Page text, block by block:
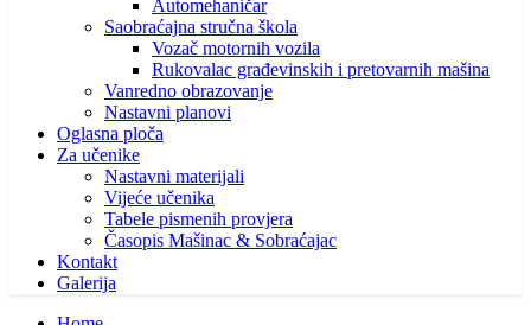
Automehaničar
Saobraćajna stručna škola
Vozač motornih vozila
Rukovalac građevinskih i pretovarnih mašina
Vanredno obrazovanje
Nastavni planovi
Oglasna ploča
Za učenike
Nastavni materijali
Vijeće učenika
Tabele pismenih provjera
Časopis Mašinac & Sobraćajac
Kontakt
Galerija